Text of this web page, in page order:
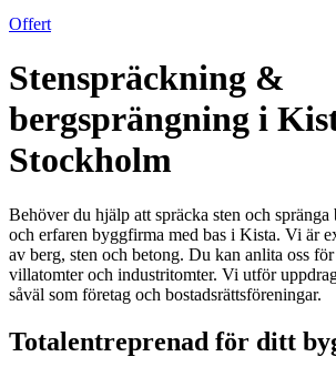
Offert
Stenspräckning &
bergsprängning i
Stockholm
Behöver du hjälp att spräcka sten och
och erfaren byggfirma med bas i Kista. Vi är
av berg, sten och betong. Du kan anlita oss
villatomter och industritomter. Vi utför
såväl som företag och bostadsrättsföreningar.
Totalentreprenad för ditt